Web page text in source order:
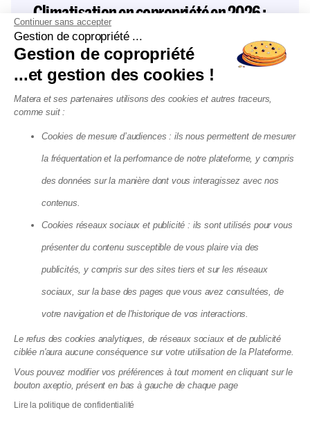
Climatisation en copropriété en 2026 :
ce que la canicule a vraiment changé
23.07.2026
La taxe sur les logements vacants
double à Paris : jusqu'à 2 800 € par an
dès 2027
22.07.2026
Continuer sans accepter
Gestion de copropriété ...
Gestion de copropriété
...et gestion des cookies !
Matera et ses partenaires utilisons des cookies et autres traceurs,
comme suit :
Cookies de mesure d’audiences : ils nous permettent de mesurer
la fréquentation et la performance de notre plateforme, y compris
des données sur la manière dont vous interagissez avec nos
contenus.
Cookies réseaux sociaux et publicité : ils sont utilisés pour vous
présenter du contenu susceptible de vous plaire via des
publicités, y compris sur des sites tiers et sur les réseaux
sociaux, sur la base des pages que vous avez consultées, de
votre navigation et de l'historique de vos interactions.
Le refus des cookies analytiques, de réseaux sociaux et de publicité
ciblée n'aura aucune conséquence sur votre utilisation de la Plateforme.
Vous pouvez modifier vos préférences à tout moment en cliquant sur le
bouton axeptio, présent en bas à gauche de chaque page
Lire la politique de confidentialité